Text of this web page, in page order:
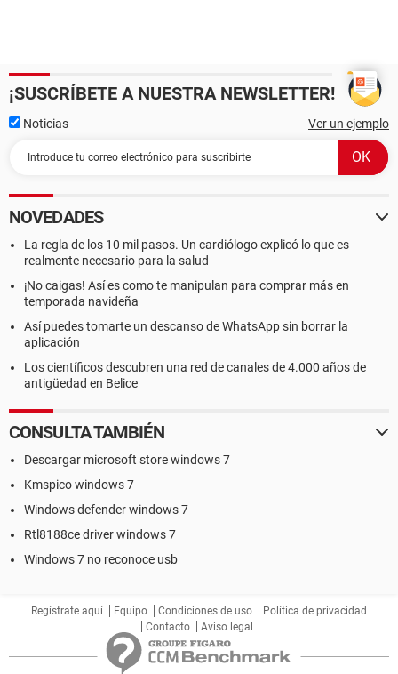
¡SUSCRÍBETE A NUESTRA NEWSLETTER!
Noticias Ver un ejemplo
NOVEDADES
La regla de los 10 mil pasos. Un cardiólogo explicó lo que es
realmente necesario para la salud
¡No caigas! Así es como te manipulan para comprar más en
temporada navideña
Así puedes tomarte un descanso de WhatsApp sin borrar la
aplicación
Los científicos descubren una red de canales de 4.000 años de
antigüedad en Belice
CONSULTA TAMBIÉN
Descargar microsoft store windows 7
Kmspico windows 7
Windows defender windows 7
Rtl8188ce driver windows 7
Windows 7 no reconoce usb
Regístrate aquí Equipo Condiciones de uso
Política de privacidad
Contacto
Aviso legal